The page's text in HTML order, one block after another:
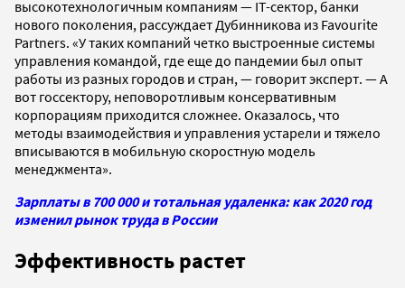
высокотехнологичным компаниям — IT-сектор, банки
нового поколения, рассуждает Дубинникова из Favourite
Partners. «У таких компаний четко выстроенные системы
управления командой, где еще до пандемии был опыт
работы из разных городов и стран, — говорит эксперт. — А
вот госсектору, неповоротливым консервативным
корпорациям приходится сложнее. Оказалось, что
методы взаимодействия и управления устарели и тяжело
вписываются в мобильную скоростную модель
менеджмента».
Зарплаты в 700 000 и тотальная удаленка: как 2020 год
изменил рынок труда в России
Эффективность растет